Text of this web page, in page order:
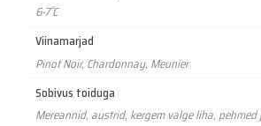
6-7˚C
Viinamarjad
Pinot Noir, Chardonnay, Meunier
Sobivus toiduga
Mereannid, austrid, kergem valge liha,